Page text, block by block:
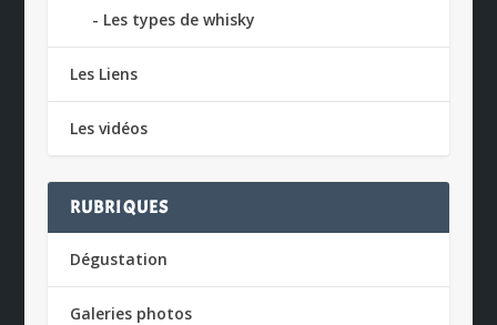
Les types de whisky
Les Liens
Les vidéos
RUBRIQUES
Dégustation
Galeries photos